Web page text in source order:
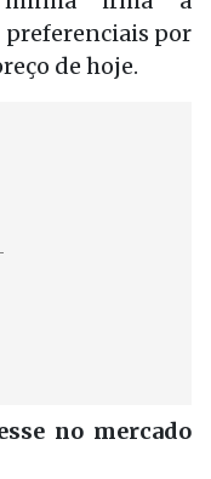
preferenciais por
de hoje.
no mercado